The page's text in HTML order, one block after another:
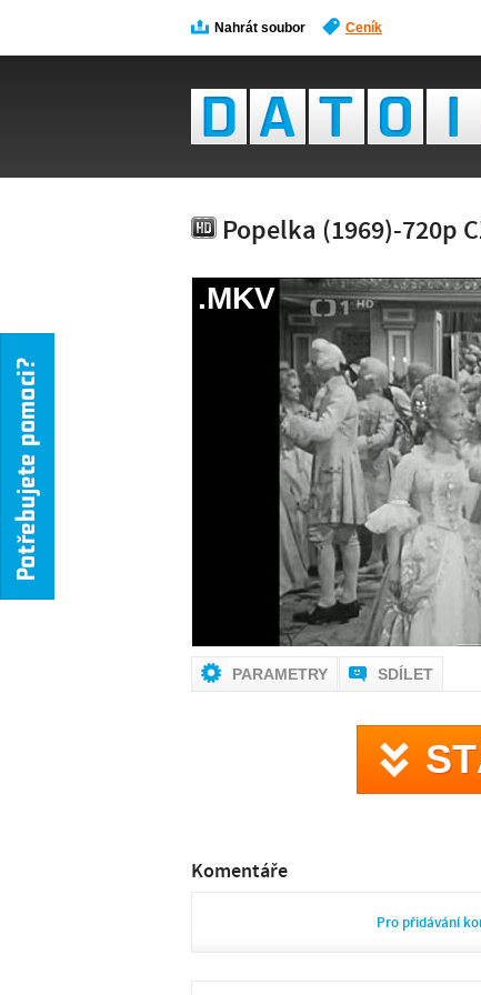
Nahrát soubor Ceník
Popelka (1969)-720p
.MKV
PARAMETRY SDÍLET
Komentáře
Pro přidávání